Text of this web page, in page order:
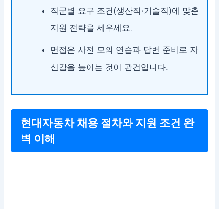
직군별 요구 조건(생산직·기술직)에 맞춘
지원 전략을 세우세요.
면접은 사전 모의 연습과 답변 준비로 자
신감을 높이는 것이 관건입니다.
현대자동차 채용 절차와 지원 조건 완
벽 이해